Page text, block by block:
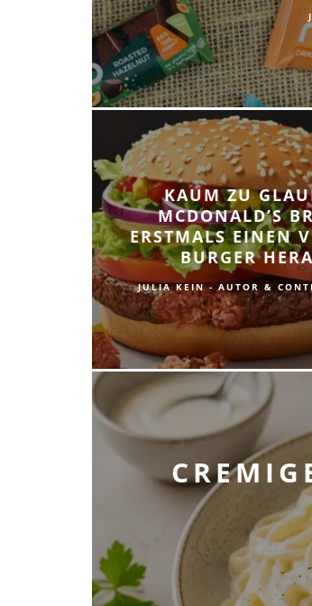
KAUM ZU
MCDONALD’S
ERSTMALS EINEN
BURGER
JULIA KEIN - AUTOR &